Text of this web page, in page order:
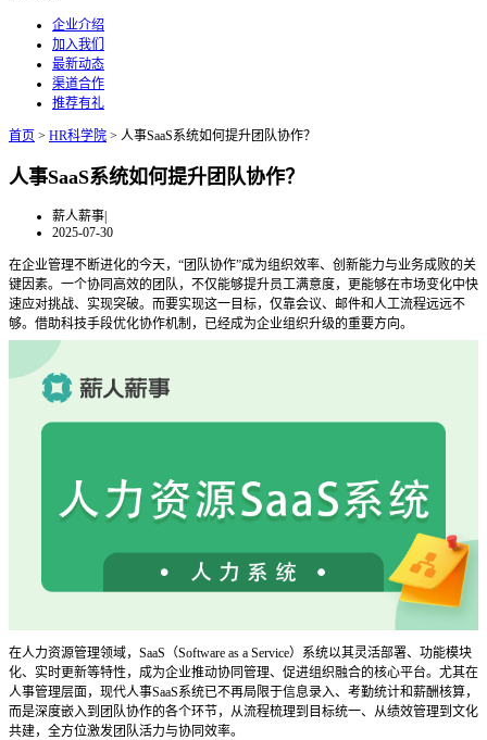
企业介绍
加入我们
最新动态
渠道合作
推荐有礼
首页 > HR科学院 > 人事SaaS系统如何提升团队协作？
人事SaaS系统如何提升团队协作？
薪人薪事|
2025-07-30
在企业管理不断进化的今天， “团队协作”成为组织效率、创新能力与业务成败的关
键因素。一个协同高效的团队，不仅能够提升员工满意度，更能够在市场变化中快
速应对挑战、实现突破。而要实现这一目标，仅靠会议、邮件和人工流程远远不
够。借助科技手段优化协作机制，已经成为企业组织升级的重要方向。
在人力资源管理领域， SaaS（Software as a Service）系统以其灵活部署、功能模块
化、实时更新等特性，成为企业推动协同管理、促进组织融合的核心平台。尤其在
人事管理层面，现代人事SaaS系统已不再局限于信息录入、考勤统计和薪酬核算，
而是深度嵌入到团队协作的各个环节，从流程梳理到目标统一、从绩效管理到文化
共建，全方位激发团队活力与协同效率。